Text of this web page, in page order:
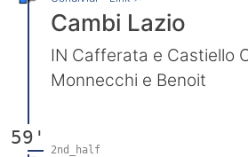
Cambi Lazio
IN Cafferata e Castiello
Monnecchi e Benoit
59'
2nd_half